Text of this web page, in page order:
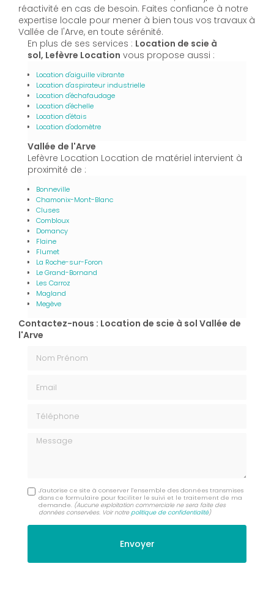
réactivité en cas de besoin. Faites confiance à notre
expertise locale pour mener à bien tous vos travaux à
Vallée de l'Arve, en toute sérénité.
En plus de ses services : Location de scie à
sol, Lefèvre Location vous propose aussi :
Location d'aiguille vibrante
Location d'aspirateur industrielle
Location d'échafaudage
Location d'échelle
Location d'étais
Location d'odomètre
Vallée de l'Arve
Lefèvre Location Location de matériel intervient à
proximité de :
Bonneville
Chamonix-Mont-Blanc
Cluses
Combloux
Domancy
Flaine
Flumet
La Roche-sur-Foron
Le Grand-Bornand
Les Carroz
Magland
Megève
Contactez-nous : Location de scie à sol Vallée de
l'Arve
Message
J'autorise ce site à conserver l'ensemble des données transmises
dans ce formulaire pour faciliter le suivi et le traitement de ma
demande. (Aucune exploitation commerciale ne sera faite des
données conservées. Voir notrepolitique de confidentialité)